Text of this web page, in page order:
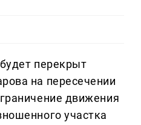
перекрыт
на пересечении
движения
участка